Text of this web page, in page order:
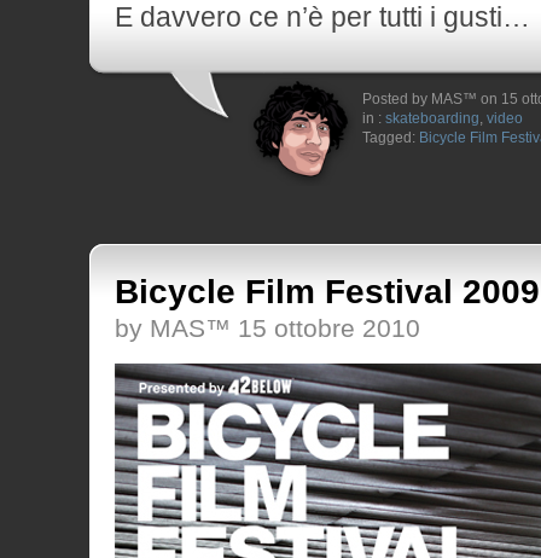
E davvero ce n’è per tutti i gusti…
Posted by MAS™ on 15
in : skateboarding, video
Tagged: Bicycle Film
Bicycle Film Festival 2009
by MAS™ 15 ottobre 2010